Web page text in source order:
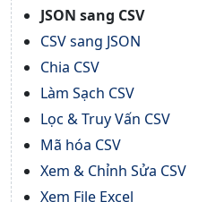
JSON sang CSV
CSV sang JSON
Chia CSV
Làm Sạch CSV
Lọc & Truy Vấn CSV
Mã hóa CSV
Xem & Chỉnh Sửa CSV
Xem File Excel